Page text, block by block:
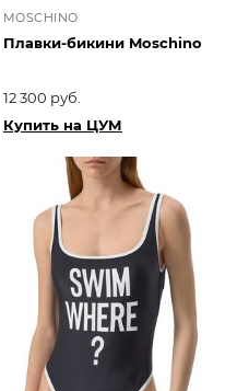
MOSCHINO
Плавки-бикини Moschino
12 300 руб.
Купить на ЦУМ